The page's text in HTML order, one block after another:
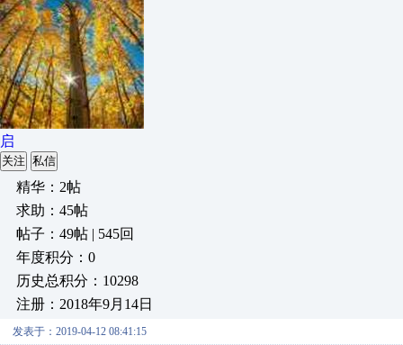
启
关注 私信
精华：2帖
求助：45帖
帖子：49帖 | 545回
年度积分：0
历史总积分：10298
注册：2018年9月14日
发表于：2019-04-12 08:41:15